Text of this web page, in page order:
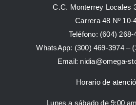
C.C. Monterrey Locales
Carrera 48 Nº 10-
Teléfono: (604) 268-
WhatsApp: (300) 469-3974 –
Email: nidia@omega-
Horario de
Lunes a sábado de 9:00